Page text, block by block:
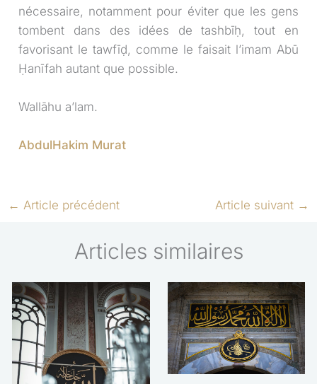
nécessaire, notamment pour éviter que les gens
tombent dans des idées de tashbīḥ, tout en
favorisant le tawfīḍ, comme le faisait l’imam Abū
Ḥanīfah autant que possible.
Wallāhu a’lam.
AbdulHakim Murat
← Article précédent Article suivant →
Articles similaires